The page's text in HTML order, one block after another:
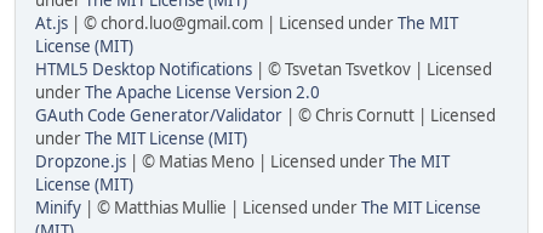
At.js | © chord.luo@gmail.com | Licensed underThe MIT
License (MIT)
HTML5 Desktop Notifications | © Tsvetan Tsvetkov | Licensed
underThe Apache License Version 2.0
GAuth Code Generator/Validator | © Chris Cornutt | Licensed
underThe MIT License (MIT)
Dropzone.js | © Matias Meno | Licensed underThe MIT
License (MIT)
Minify | © Matthias Mullie | Licensed underThe MIT License